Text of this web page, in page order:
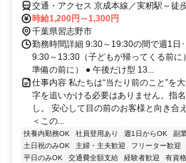
交通・アクセス 京成本線／実籾駅～徒
時給1,200円～1,300円
千葉県習志野市
勤務時間詳細 9:30～19:30の間で週1日
9:30～13:30（子どもが帰ってくる前
準備の前に） ● 午後だけ型 13...
仕事内容 私たちは“当たり前のこと”を
字を追いかける必要はありません。指
し。 安心して目の前のお客様と向き合
＜この...
扶養内勤務OK 社員登用あり 週1日からOK 副
土日祝のみOK
主婦・主夫歓迎 フリーター歓迎
平日のみOK
交通費全額支給 経験者歓迎 有資